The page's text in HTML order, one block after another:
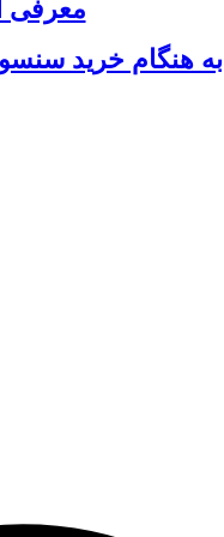
معرفی
به هنگام خرید